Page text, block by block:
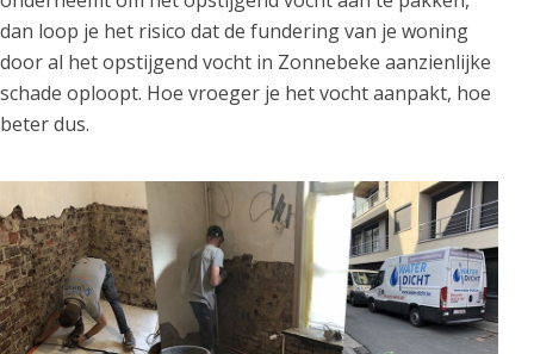
dan loop je het risico dat de fundering van je woning
door al het opstijgend vocht in Zonnebeke aanzienlijke
schade oploopt. Hoe vroeger je het vocht aanpakt, hoe
beter dus.